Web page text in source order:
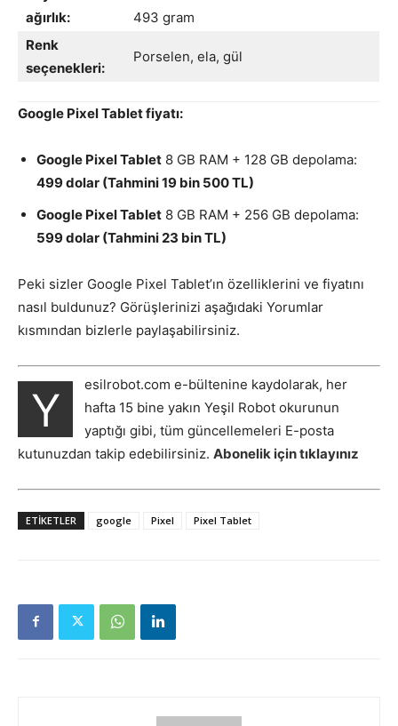
ağırlık:
493 gram
Renk
seçenekleri:
Porselen, ela, gül
Google Pixel Tablet fiyatı:
Google Pixel Tablet 8 GB RAM + 128 GB depolama:
499 dolar (Tahmini 19 bin 500 TL)
Google Pixel Tablet 8 GB RAM + 256 GB depolama:
599 dolar (Tahmini 23 bin TL)
Peki sizler Google Pixel Tablet’ın özelliklerini ve fiyatını
nasıl buldunuz? Görüşlerinizi aşağıdaki Yorumlar
kısmından bizlerle paylaşabilirsiniz.
Y
esilrobot.com e-bültenine kaydolarak, her
hafta 15 bine yakın Yeşil Robot okurunun
yaptığı gibi, tüm güncellemeleri E-posta
kutunuzdan takip edebilirsiniz. Abonelik için tıklayınız
ETIKETLER google Pixel Pixel Tablet